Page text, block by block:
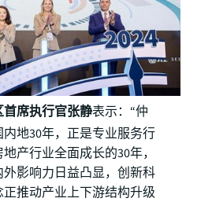
席执行官张静表示：“仲
地30年，正是专业服务行
产行业全面成长的30年，
影响力日益凸显，创新科
推动产业上下游结构升级